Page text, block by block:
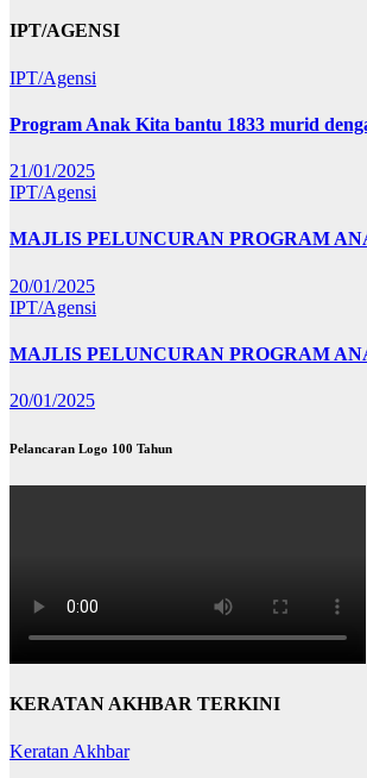
IPT/AGENSI
IPT/Agensi
Program Anak Kita bantu 1833 murid
21/01/2025
IPT/Agensi
MAJLIS PELUNCURAN PROGRAM
20/01/2025
IPT/Agensi
MAJLIS PELUNCURAN PROGRAM
20/01/2025
Pelancaran Logo 100 Tahun
KERATAN AKHBAR TERKINI
Keratan Akhbar